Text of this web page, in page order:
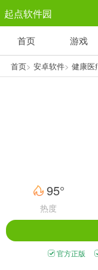
起点软件园
塔防游戏
1千+款游戏
首页 游戏
首页> 安卓软件> 健康医
95°
热度
官方正版